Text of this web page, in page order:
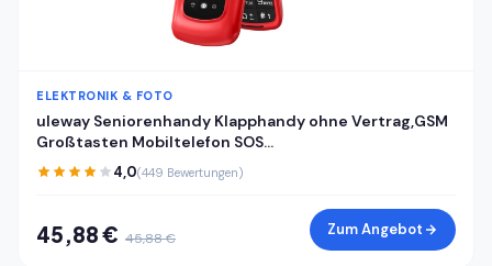
ELEKTRONIK & FOTO
uleway Seniorenhandy Klapphandy ohne Vertrag,GSM
Großtasten Mobiltelefon SOS
Notruffunktion,Taschenlampe,FM Radio,2.4 Zoll Dual
Display Handy für Senioren (Blau)(mit Ladestation)
4,0(449 Bewertungen)
45,88 € 45,88 € Zum Angebot